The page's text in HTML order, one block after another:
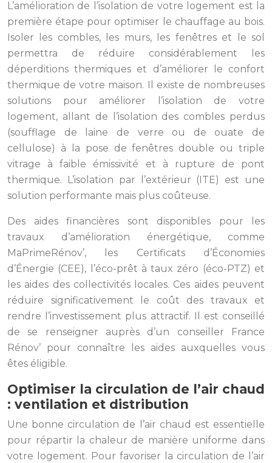
L’amélioration de l’isolation de votre logement est la
première étape pour optimiser le chauffage au bois.
Isoler les combles, les murs, les fenêtres et le sol
permettra de réduire considérablement les
déperditions thermiques et d’améliorer le confort
thermique de votre maison. Il existe de nombreuses
solutions pour améliorer l’isolation de votre
logement, allant de l’isolation des combles perdus
(soufflage de laine de verre ou de ouate de
cellulose) à la pose de fenêtres double ou triple
vitrage à faible émissivité et à rupture de pont
thermique. L’isolation par l’extérieur (ITE) est une
solution performante mais plus coûteuse.
Des aides financières sont disponibles pour les
travaux d’amélioration énergétique, comme
MaPrimeRénov’, les Certificats d’Économies
d’Énergie (CEE), l’éco-prêt à taux zéro (éco-PTZ) et
les aides des collectivités locales. Ces aides peuvent
réduire significativement le coût des travaux et
rendre l’investissement plus attractif. Il est conseillé
de se renseigner auprès d’un conseiller France
Rénov’ pour connaître les aides auxquelles vous
êtes éligible.
Optimiser la circulation de l’air chaud
: ventilation et distribution
Une bonne circulation de l’air chaud est essentielle
pour répartir la chaleur de manière uniforme dans
votre logement. Pour favoriser la circulation de l’air